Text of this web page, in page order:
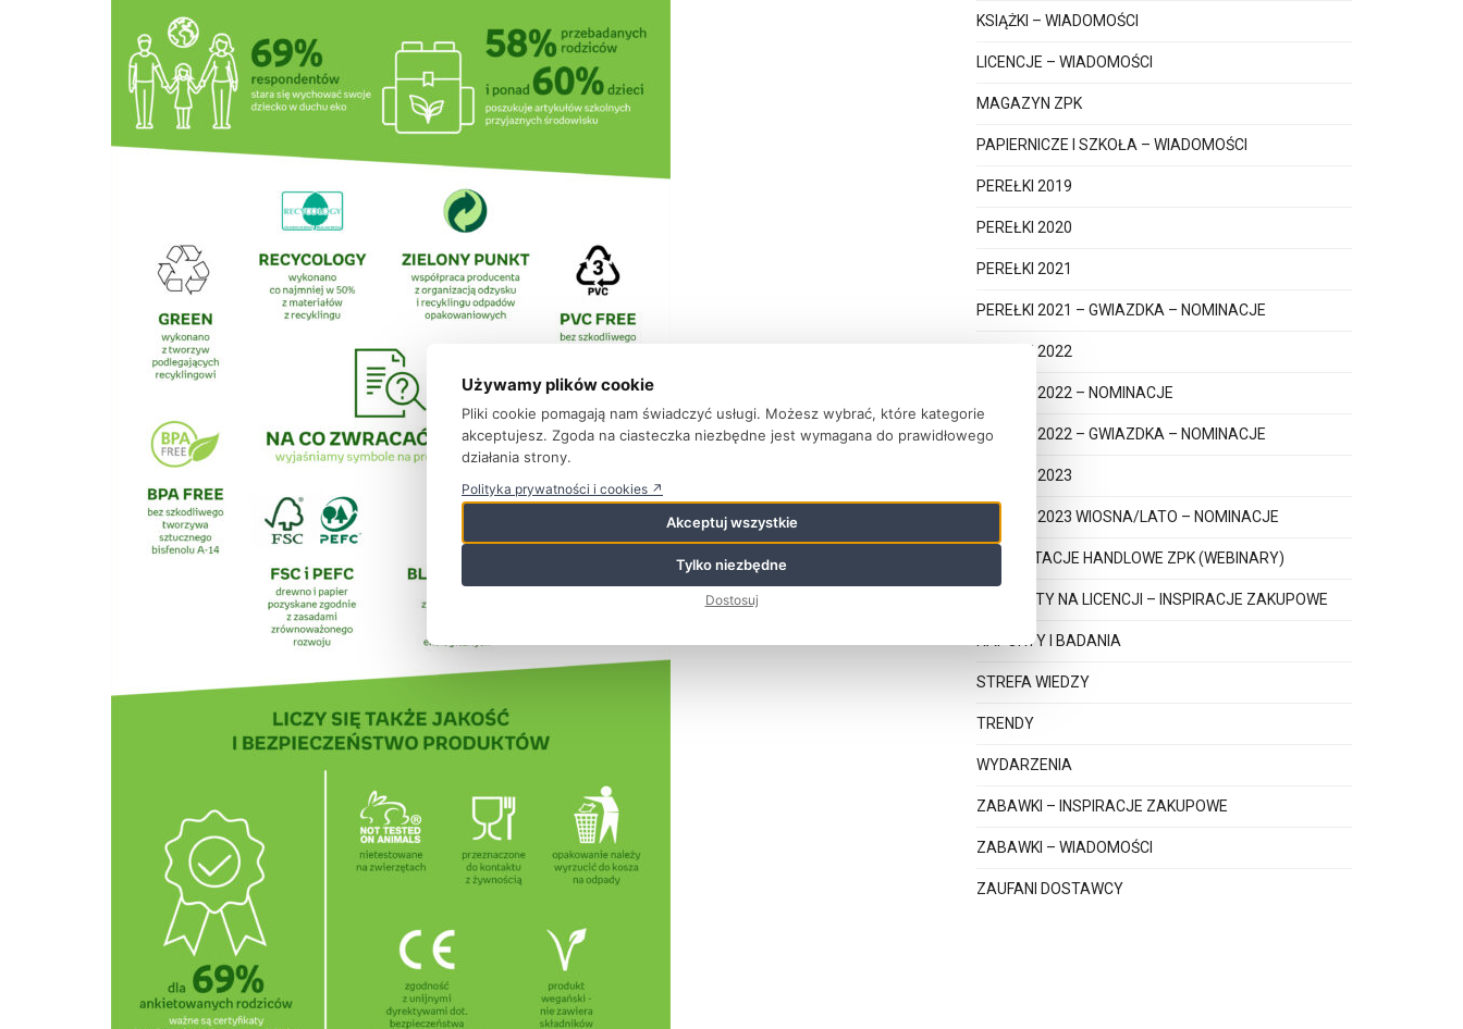
KSIĄŻKI – WIADOMOŚCI
LICENCJE – WIADOMOŚCI
MAGAZYN ZPK
PAPIERNICZE I SZKOŁA – WIADOMOŚCI
PEREŁKI 2019
PEREŁKI 2020
PEREŁKI 2021
PEREŁKI 2021 – GWIAZDKA – NOMINACJE
PEREŁKI 2022
PEREŁKI 2022 – NOMINACJE
PEREŁKI 2022 – GWIAZDKA – NOMINACJE
PEREŁKI 2023
PEREŁKI 2023 WIOSNA/LATO – NOMINACJE
PREZENTACJE HANDLOWE ZPK (WEBINARY)
PRODUKTY NA LICENCJI – INSPIRACJE ZAKUPOWE
RAPORTY I BADANIA
STREFA WIEDZY
TRENDY
WYDARZENIA
ZABAWKI – INSPIRACJE ZAKUPOWE
ZABAWKI – WIADOMOŚCI
ZAUFANI DOSTAWCY
Używamy plików cookie
Pliki cookie pomagają nam świadczyć usługi. Możesz wybrać, które kategorie
akceptujesz. Zgoda na ciasteczka niezbędne jest wymagana do prawidłowego
działania strony.
Polityka prywatności i cookies ↗
Akceptuj wszystkie
Tylko niezbędne
Dostosuj